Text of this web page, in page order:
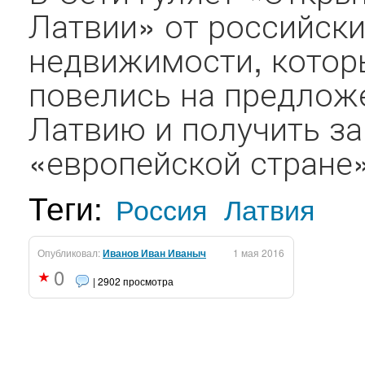
Латвии» от
недвижимости,
повелись на
Латвию и получить
«европейской
Теги: Россия Латвия
Опубликовал:Иванов Иван Иваныч 1 мая 2016
0 | 2902 просмотра